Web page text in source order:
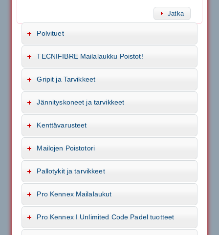
Jatka
Polvituet
TECNIFIBRE Mailalaukku Poistot!
Gripit ja Tarvikkeet
Jännityskoneet ja tarvikkeet
Kenttävarusteet
Mailojen Poistotori
Pallotykit ja tarvikkeet
Pro Kennex Mailalaukut
Pro Kennex I Unlimited Code Padel tuotteet